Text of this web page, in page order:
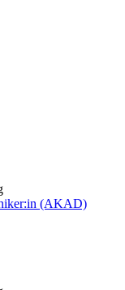
(AKAD)